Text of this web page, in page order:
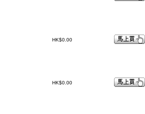
HK$0.00
HK$0.00